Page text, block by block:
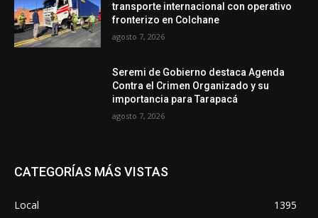
transporte internacional con operativo
fronterizo en Colchane
agosto 7, 2026
Seremi de Gobierno destaca Agenda
Contra el Crimen Organizado y su
importancia para Tarapacá
agosto 7, 2026
CATEGORÍAS MÁS VISTAS
Local
1395